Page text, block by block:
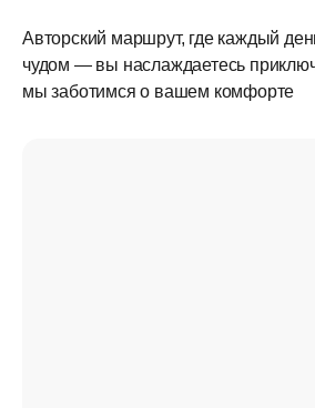
Авторский маршрут, где каждый
чудом — вы наслаждаетесь
мы заботимся о вашем комфорте